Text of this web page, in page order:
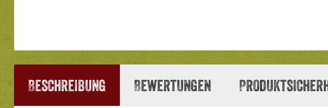
Beschreibung Bewertungen